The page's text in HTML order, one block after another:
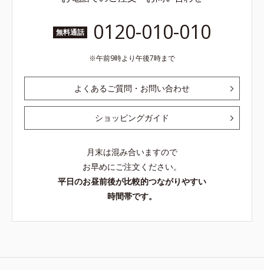
無料通話 0120-010-010
午前9時より午後7時まで
よくあるご質問・お問い合わせ
ショッピングガイド
月末は混み合いますので
お早めにご注文ください。
平日のお昼前後が比較的つながりやすい
時間帯です。